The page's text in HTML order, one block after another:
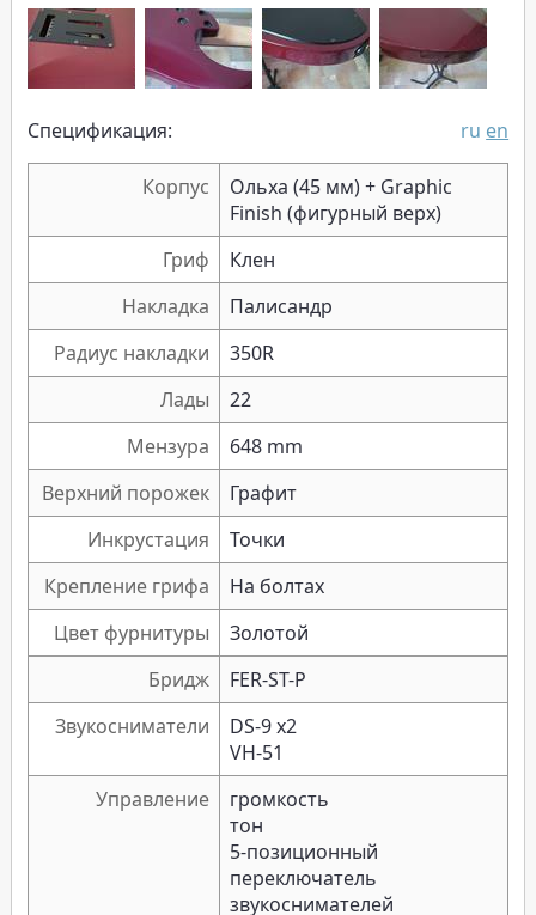
Спецификация: ru en
Корпус
Ольха (45 мм) + Graphic
Finish (фигурный верх)
Гриф
Клен
Накладка
Палисандр
Радиус накладки
350R
Лады
22
Мензура
648 mm
Верхний порожек
Графит
Инкрустация
Точки
Крепление грифа
На болтах
Цвет фурнитуры
Золотой
Бридж
FER-ST-P
Звукосниматели
DS-9 x2
VH-51
Управление
громкость
тон
5-позиционный
переключатель
звукоснимателей